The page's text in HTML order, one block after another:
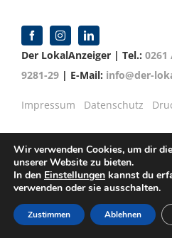
Der LokalAnzeiger | Tel.: 0261
9281-29 | E-Mail: info@der-
Impressum Datenschutz
© Copyright 2016 -2026 |
GmbH | Mittelrheinstr.
Wir verwenden Cookies, um dir
unserer Website zu bieten.
In den Einstellungen kannst du
verwenden oder sie ausschalten.
Zustimmen Ablehnen